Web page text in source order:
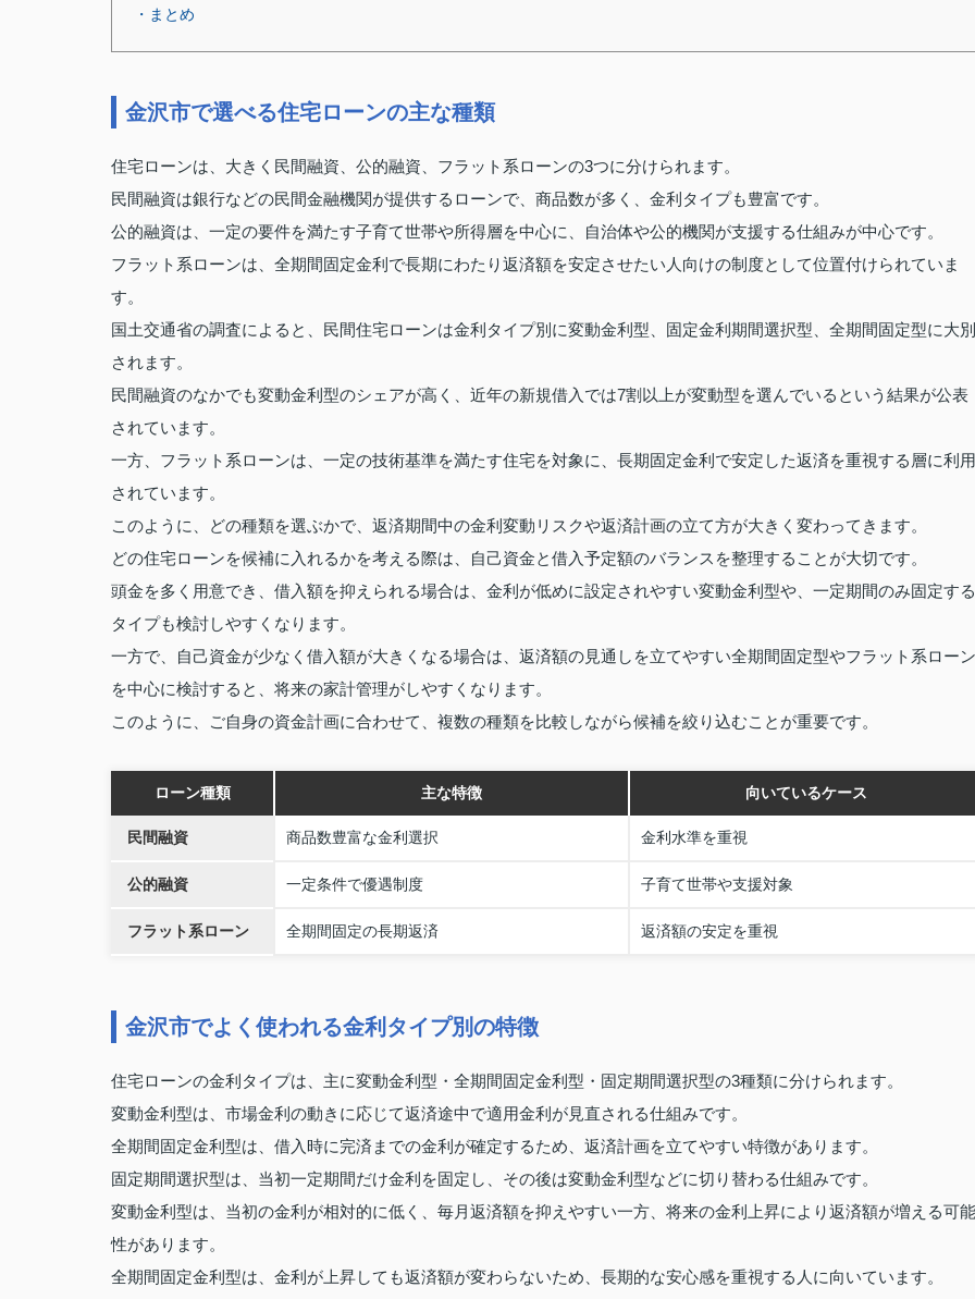
・まとめ
金沢市で選べる住宅ローンの主な種類
住宅ローンは、大きく民間融資、公的融資、フラット系ローンの3つに分けられます。
民間融資は銀行などの民間金融機関が提供するローンで、商品数が多く、金利タイプも豊富です。
公的融資は、一定の要件を満たす子育て世帯や所得層を中心に、自治体や公的機関が支援する仕組みが中心です。
フラット系ローンは、全期間固定金利で長期にわたり返済額を安定させたい人向けの制度として位置付けられていま
す。
国土交通省の調査によると、民間住宅ローンは金利タイプ別に変動金利型、固定金利期間選択型、全期間固定型に大別
されます。
民間融資のなかでも変動金利型のシェアが高く、近年の新規借入では7割以上が変動型を選んでいるという結果が公表
されています。
一方、フラット系ローンは、一定の技術基準を満たす住宅を対象に、長期固定金利で安定した返済を重視する層に利用
されています。
このように、どの種類を選ぶかで、返済期間中の金利変動リスクや返済計画の立て方が大きく変わってきます。
どの住宅ローンを候補に入れるかを考える際は、自己資金と借入予定額のバランスを整理することが大切です。
頭金を多く用意でき、借入額を抑えられる場合は、金利が低めに設定されやすい変動金利型や、一定期間のみ固定する
タイプも検討しやすくなります。
一方で、自己資金が少なく借入額が大きくなる場合は、返済額の見通しを立てやすい全期間固定型やフラット系ローン
を中心に検討すると、将来の家計管理がしやすくなります。
このように、ご自身の資金計画に合わせて、複数の種類を比較しながら候補を絞り込むことが重要です。
ローン種類 主な特徴 向いているケース
民間融資 商品数豊富な金利選択 金利水準を重視
公的融資 一定条件で優遇制度 子育て世帯や支援対象
フラット系ローン 全期間固定の長期返済 返済額の安定を重視
金沢市でよく使われる金利タイプ別の特徴
住宅ローンの金利タイプは、主に変動金利型・全期間固定金利型・固定期間選択型の3種類に分けられます。
変動金利型は、市場金利の動きに応じて返済途中で適用金利が見直される仕組みです。
全期間固定金利型は、借入時に完済までの金利が確定するため、返済計画を立てやすい特徴があります。
固定期間選択型は、当初一定期間だけ金利を固定し、その後は変動金利型などに切り替わる仕組みです。
変動金利型は、当初の金利が相対的に低く、毎月返済額を抑えやすい一方、将来の金利上昇により返済額が増える可能
性があります。
全期間固定金利型は、金利が上昇しても返済額が変わらないため、長期的な安心感を重視する人に向いています。